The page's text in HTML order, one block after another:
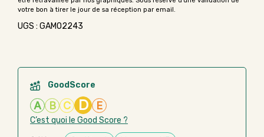
UGS : GAMO2243
GoodScore
A B C D E
C’est quoi le Good Score ?